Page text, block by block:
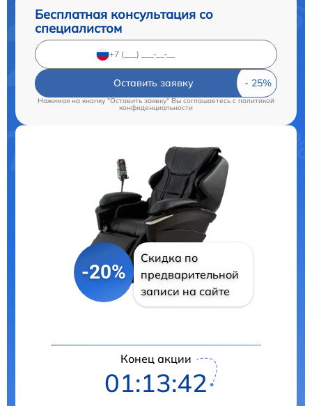
Бесплатная консультация со
специалистом
Оставить заявку
Нажимая на кнопку "Оставить заявку" Вы соглашаетесь cполитикой
конфиденциальности
-20%
Скидка по
предварительной
записи на сайте
Конец акции
01:13:42